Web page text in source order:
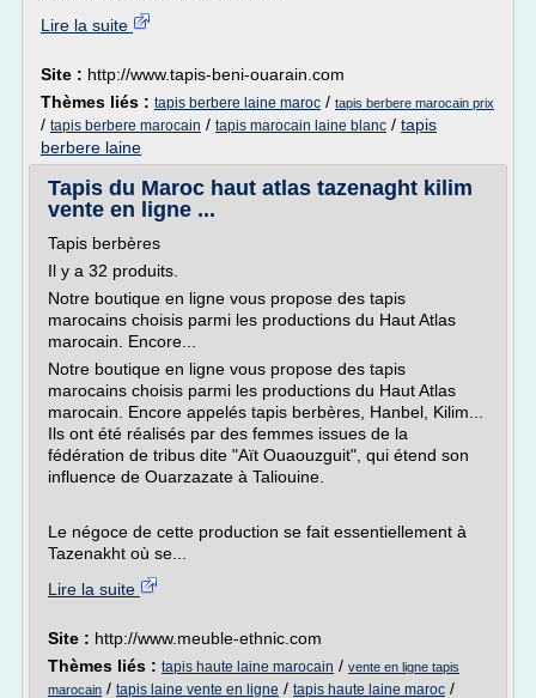
Lire la suite
Site : http://www.tapis-beni-ouarain.com
Thèmes liés : tapis berbere laine maroc / tapis berbere marocain prix
/ tapis berbere marocain / tapis marocain laine blanc / tapis
berbere laine
Tapis du Maroc haut atlas tazenaght kilim
vente en ligne ...
Tapis berbères
Il y a 32 produits.
Notre boutique en ligne vous propose des tapis
marocains choisis parmi les productions du Haut Atlas
marocain. Encore...
Notre boutique en ligne vous propose des tapis
marocains choisis parmi les productions du Haut Atlas
marocain. Encore appelés tapis berbères, Hanbel, Kilim...
Ils ont été réalisés par des femmes issues de la
fédération de tribus dite "Aït Ouaouzguit", qui étend son
influence de Ouarzazate à Taliouine.
Le négoce de cette production se fait essentiellement à
Tazenakht où se...
Lire la suite
Site : http://www.meuble-ethnic.com
Thèmes liés : tapis haute laine marocain / vente en ligne tapis
marocain / tapis laine vente en ligne / tapis haute laine maroc /